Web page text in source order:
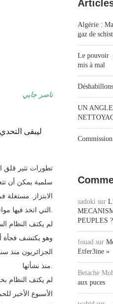
ناصر جابي
ليبقى
تطورات تثير قلق
سلمية يمكن أن
الابتزاز.
التي اتخذ فيها مواقف معهودة من الاعتقالات والحريات السياسية والدينية، في الكثير من الدول وليس الجزائر فقط.
لم يكتف النظام
وهو يكتشف فجأة
الجزائريون منذ
منذ نشأتها.
لم يكتف النظام
الأسبوع الأخير
Algérie :
gaz de
Le pouvoir
mis à mal
UN
sadoki sur
PEUPLES ?
fouad sur
Etfer3ine »
Betache
aux puces